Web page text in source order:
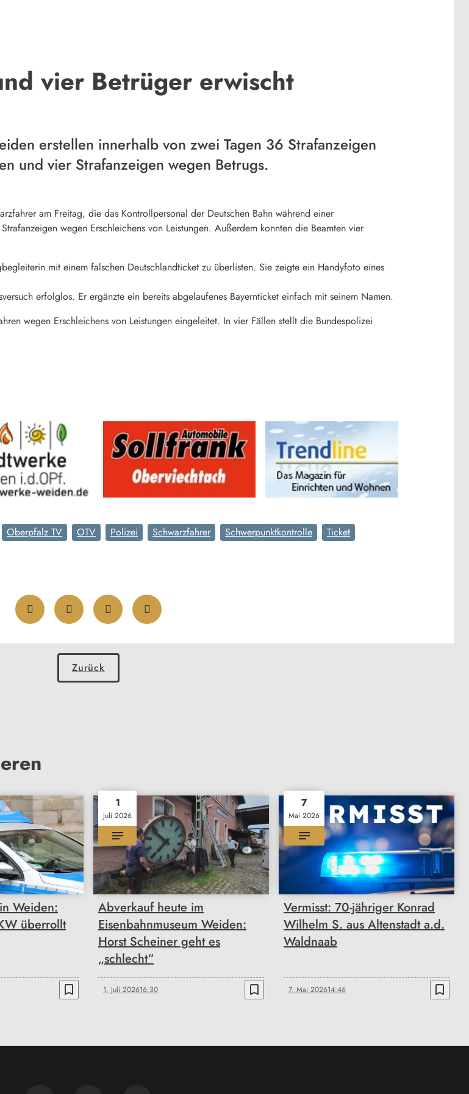
vier Betrüger erwischt
erstellen innerhalb von zwei Tagen 36 Strafanzeigen
und vier Strafanzeigen wegen Betrugs.
am Freitag, die das Kontrollpersonal der Deutschen Bahn während einer
wegen Erschleichens von Leistungen. Außerdem konnten die Beamten vier
mit einem falschen Deutschlandticket zu überlisten. Sie zeigte ein Handyfoto eines
erfolglos. Er ergänzte ein bereits abgelaufenes Bayernticket einfach mit seinem Namen.
wegen Erschleichens von Leistungen eingeleitet. In vier Fällen stellt die Bundespolizei
Oberpfalz TV OTV Polizei Schwarzfahrer Schwerpunktkontrolle
Ticket
Zurück
Weiden:
überrollt
bookmark_border
1
Juli 2026
Abverkauf heute im
Eisenbahnmuseum Weiden:
Horst Scheiner geht es
„schlecht“
1. Juli 202616:30 bookmark_border
7
Mai 2026
Vermisst: 70-jähriger Konrad
Wilhelm S. aus Altenstadt a.d.
Waldnaab
7. Mai 202614:46 bookmark_border